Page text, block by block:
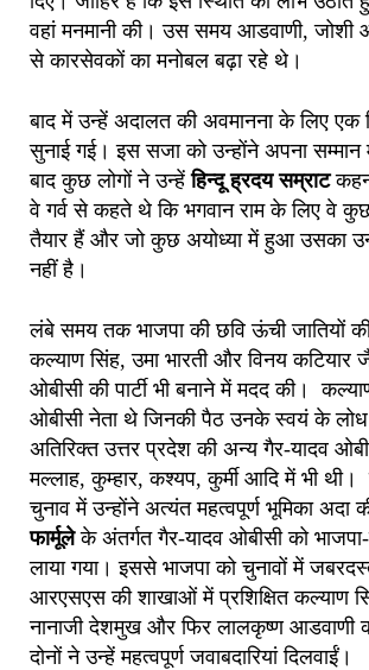
वहां मनमानी की। उस समय आडवाणी, जोशी
से कारसेवकों का मनोबल बढ़ा रहे थे।
बाद में उन्हें अदालत की अवमानना के लिए एक
सुनाई गई। इस सजा को उन्होंने अपना
बाद कुछ लोगों ने उन्हेंहिन्दू ह्रदय सम्राट
वे गर्व से कहते थे कि भगवान राम के लिए वे
तैयार हैं और जो कुछ अयोध्या में हुआ उसका
नहीं है।
लंबे समय तक भाजपा की छवि ऊंची जातियों की
कल्याण सिंह, उमा भारती और विनय कटियार
ओबीसी की पार्टी भी बनाने में मदद की।
ओबीसी नेता थे जिनकी पैठ उनके स्वयं के
अतिरिक्त उत्तर प्रदेश की अन्य गैर-यादव
मल्लाह, कुम्हार, कश्यप, कुर्मी आदि में भी
चुनाव में उन्होंने अत्यंत महत्वपूर्ण भूमिका अदा
फार्मूलेके अंतर्गत गैर-यादव ओबीसी को
लाया गया। इससे भाजपा को चुनावों में
आरएसएस की शाखाओं में प्रशिक्षित कल्याण
नानाजी देशमुख और फिर लालकृष्ण आडवाणी
दोनों ने उन्हें महत्वपूर्ण जवाबदारियां दिलवाईं।